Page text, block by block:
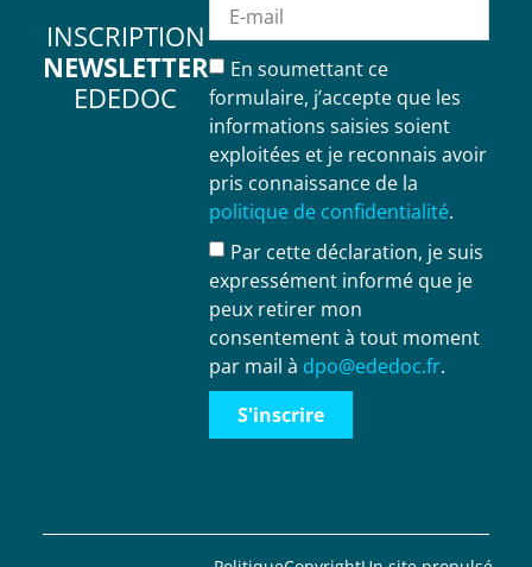
INSCRIPTION
NEWSLETTER
EDEDOC
En soumettant ce
formulaire, j’accepte que les
informations saisies soient
exploitées et je reconnais avoir
pris connaissance de la
politique de confidentialité.
Par cette déclaration, je suis
expressément informé que je
peux retirer mon
consentement à tout moment
par mail à dpo@ededoc.fr.
S'inscrire